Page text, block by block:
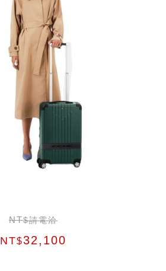
NT$請電洽
NT$32,100